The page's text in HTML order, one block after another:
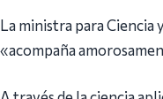
La ministra para Ciencia
«acompaña